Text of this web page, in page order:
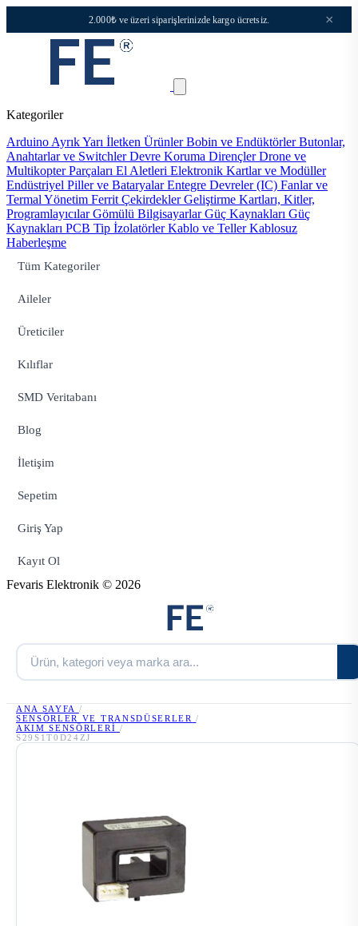
2.000₺ ve üzeri siparişlerinizde kargo ücretsiz. ×
Kategoriler
Arduino Ayrık Yarı İletken ÜrünlerBobin ve EndüktörlerButonlar,
Anahtarlar ve SwitchlerDevre Koruma DirençlerDrone ve
Multikopter Parçaları El Aletleri Elektronik Kartlar ve Modüller
Endüstriyel Piller ve BataryalarEntegre Devreler (IC) Fanlar ve
Termal Yönetim Ferrit ÇekirdeklerGeliştirme Kartları, Kitler,
ProgramlayıcılarGömülü BilgisayarlarGüç Kaynakları Güç
Kaynakları PCB Tip İzolatörlerKablo ve TellerKablosuz
Haberleşme
Tüm Kategoriler
Aileler
Üreticiler
Kılıflar
SMD Veritabanı
Blog
İletişim
Sepetim
Giriş Yap
Kayıt Ol
Fevaris Elektronik © 2026
ANA SAYFA /
SENSÖRLER VE TRANSDÜSERLER
/
AKIM SENSÖRLERI /
S29S1T0D24ZJ